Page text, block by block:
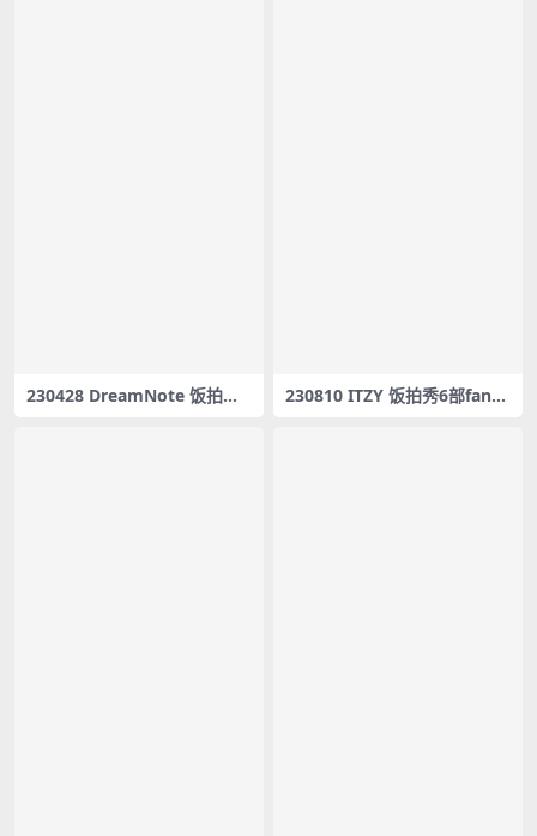
230428 DreamNote 饭拍秀3
230810 ITZY 饭拍秀6部fanca